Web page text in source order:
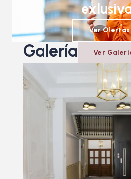
Ver Ofertas
Galería Ver